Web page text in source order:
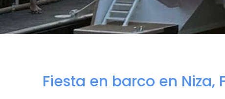
Fiesta en barco en Niza,